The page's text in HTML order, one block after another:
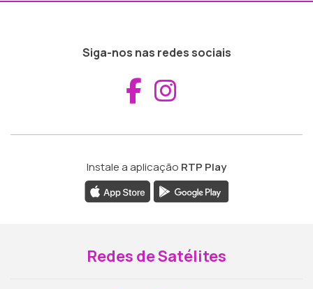
Siga-nos nas redes sociais
Aceder ao
Instale a aplicação RTP Play
Redes de Satélites